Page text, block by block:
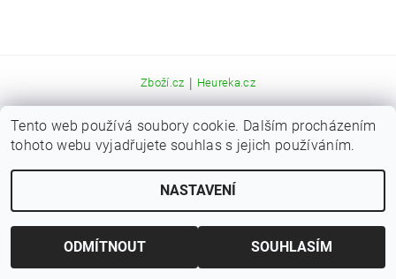
Zboží.cz | Heureka.cz
2026 © Kaprařina.cz, všechna práva vyhrazena Upravit nastavení cookies
Vytvořil Shoptet
Tento web používá soubory cookie. Dalším procházením
tohoto webu vyjadřujete souhlas s jejich používáním.
NASTAVENÍ
ODMÍTNOUT SOUHLASÍM